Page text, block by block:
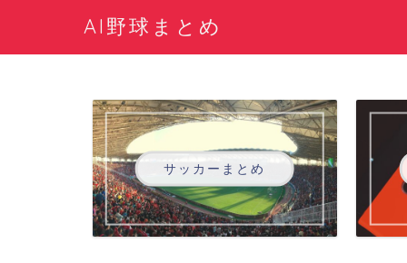
AI野球まとめ
サッカーまとめ